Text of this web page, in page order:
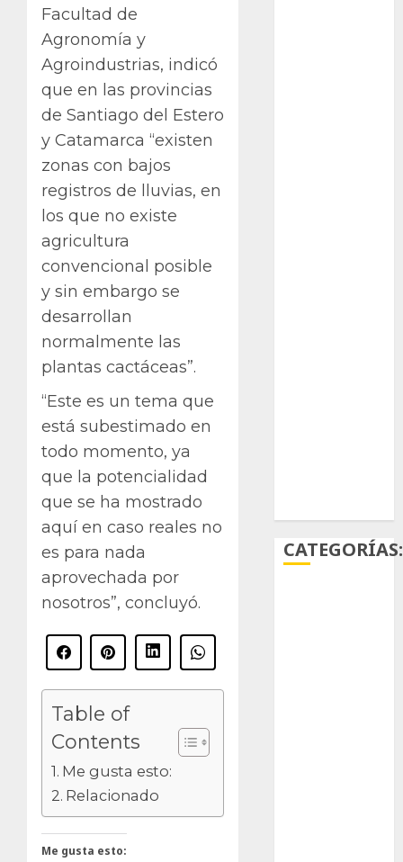
Facultad de
Agronomía y
Agroindustrias, indicó
que en las provincias
de Santiago del Estero
y Catamarca “existen
zonas con bajos
registros de lluvias, en
los que no existe
agricultura
convencional posible
y sin embargo se
desarrollan
normalmente las
plantas cactáceas”.
“Este es un tema que
está subestimado en
todo momento, ya
que la potencialidad
que se ha mostrado
aquí en caso reales no
es para nada
aprovechada por
nosotros”, concluyó.
Table of
Contents
Me gusta esto:
Relacionado
Me gusta esto:
CATEGORÍAS: